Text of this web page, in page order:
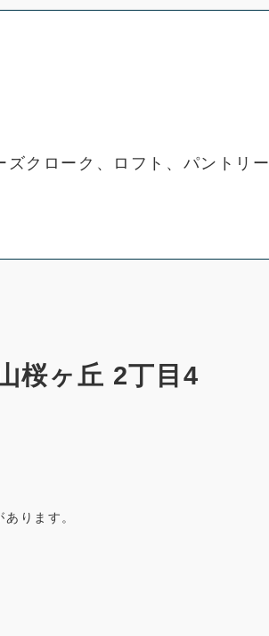
クローク、ロフト、パントリー
桜ヶ丘 2丁目4
ります。